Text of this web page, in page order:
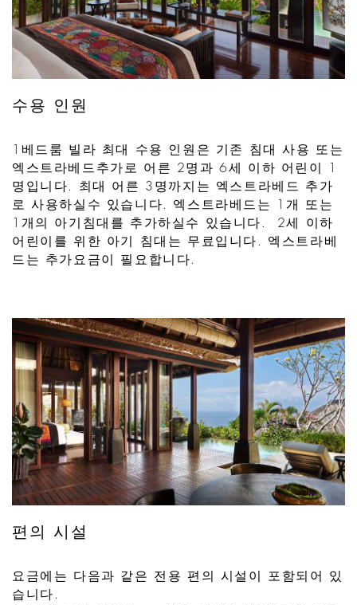
수용 인원
1베드룸 빌라 최대 수용 인원은 기존 침대 사용 또는
엑스트라베드추가로 어른 2명과 6세 이하 어린이 1
명입니다. 최대 어른 3명까지는 엑스트라베드 추가
로 사용하실수 있습니다. 엑스트라베드는 1개 또는
1개의 아기침대를 추가하실수 있습니다. 2세 이하
어린이를 위한 아기 침대는 무료입니다. 엑스트라베
드는 추가요금이 필요합니다.
편의 시설
요금에는 다음과 같은 전용 편의 시설이 포함되어 있
습니다.